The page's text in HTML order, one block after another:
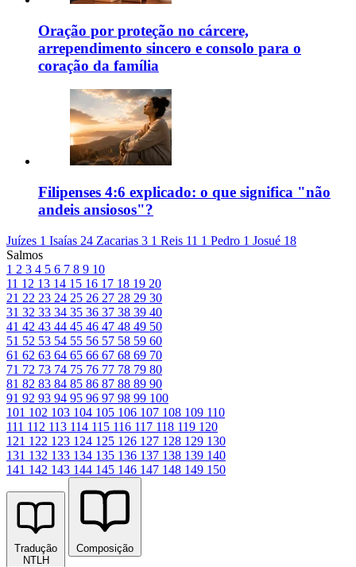
Oração por proteção no cárcere,
arrependimento sincero e consolo para o
coração da família
Filipenses 4:6 explicado: o que significa "não
andeis ansiosos"?
Juízes 1 Isaías 24 Zacarias 3 1 Reis 11 1 Pedro 1 Josué 18
Salmos
1 2 3 4 5 6 7 8 9 10
11 12 13 14 15 16 17 18 19 20
21 22 23 24 25 26 27 28 29 30
31 32 33 34 35 36 37 38 39 40
41 42 43 44 45 46 47 48 49 50
51 52 53 54 55 56 57 58 59 60
61 62 63 64 65 66 67 68 69 70
71 72 73 74 75 76 77 78 79 80
81 82 83 84 85 86 87 88 89 90
91 92 93 94 95 96 97 98 99 100
101 102 103 104 105 106 107 108 109 110
111 112 113 114 115 116 117 118 119 120
121 122 123 124 125 126 127 128 129 130
131 132 133 134 135 136 137 138 139 140
141 142 143 144 145 146 147 148 149 150
Tradução
NTLH
Composição